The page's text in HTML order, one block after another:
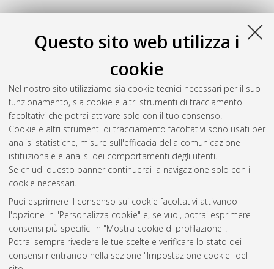
Questo sito web utilizza i
cookie
Nel nostro sito utilizziamo sia cookie tecnici necessari per il suo
funzionamento, sia cookie e altri strumenti di tracciamento
facoltativi che potrai attivare solo con il tuo consenso.
Cookie e altri strumenti di tracciamento facoltativi sono usati per
analisi statistiche, misure sull'efficacia della comunicazione
istituzionale e analisi dei comportamenti degli utenti.
Se chiudi questo banner continuerai la navigazione solo con i
cookie necessari.
Puoi esprimere il consenso sui cookie facoltativi attivando
l'opzione in "Personalizza cookie" e, se vuoi, potrai esprimere
consensi più specifici in "Mostra cookie di profilazione".
Potrai sempre rivedere le tue scelte e verificare lo stato dei
consensi rientrando nella sezione "Impostazione cookie" del
Gestione del documento:
Atom
Rss 1.0
Rss 2.0